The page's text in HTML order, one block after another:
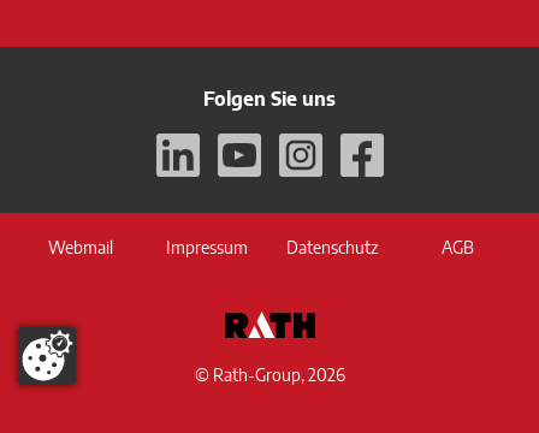
Folgen Sie uns
Webmail Impressum Datenschutz AGB
© Rath-Group, 2026